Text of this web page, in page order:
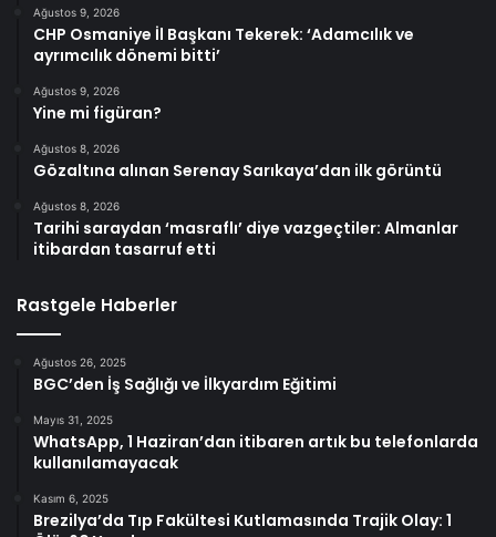
Ağustos 9, 2026
CHP Osmaniye İl Başkanı Tekerek: ‘Adamcılık ve
ayrımcılık dönemi bitti’
Ağustos 9, 2026
Yine mi figüran?
Ağustos 8, 2026
Gözaltına alınan Serenay Sarıkaya’dan ilk görüntü
Ağustos 8, 2026
Tarihi saraydan ‘masraflı’ diye vazgeçtiler: Almanlar
itibardan tasarruf etti
Rastgele Haberler
Ağustos 26, 2025
BGC’den İş Sağlığı ve İlkyardım Eğitimi
Mayıs 31, 2025
WhatsApp, 1 Haziran’dan itibaren artık bu telefonlarda
kullanılamayacak
Kasım 6, 2025
Brezilya’da Tıp Fakültesi Kutlamasında Trajik Olay: 1